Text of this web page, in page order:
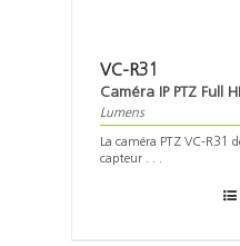
VC-R31
Caméra IP PTZ Full
Lumens
La caméra PTZ VC-R31
capteur . . .